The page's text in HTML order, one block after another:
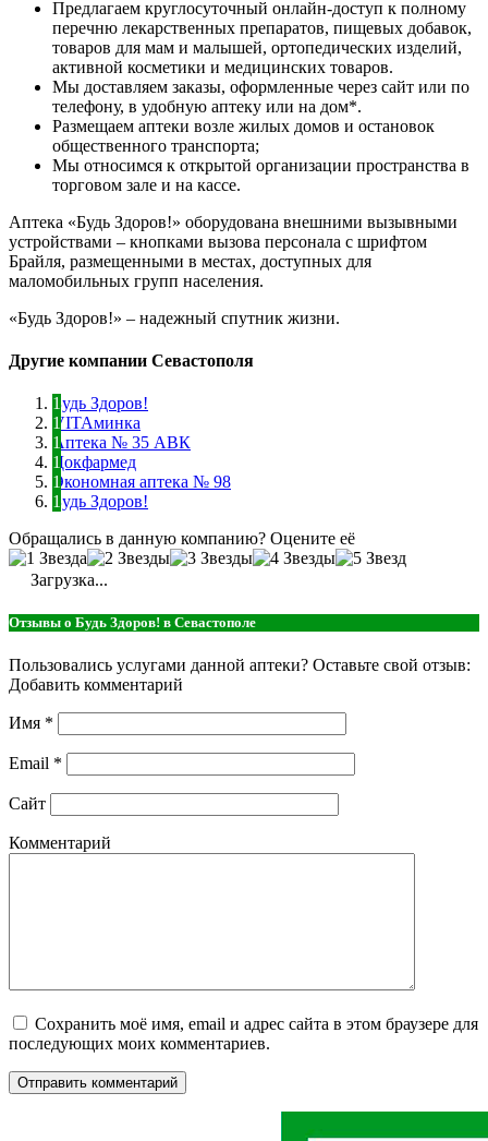
Предлагаем круглосуточный онлайн-доступ к полному
перечню лекарственных препаратов, пищевых добавок,
товаров для мам и малышей, ортопедических изделий,
активной косметики и медицинских товаров.
Мы доставляем заказы, оформленные через сайт или по
телефону, в удобную аптеку или на дом*.
Размещаем аптеки возле жилых домов и остановок
общественного транспорта;
Мы относимся к открытой организации пространства в
торговом зале и на кассе.
Аптека «Будь Здоров!» оборудована внешними вызывными
устройствами – кнопками вызова персонала с шрифтом
Брайля, размещенными в местах, доступных для
маломобильных групп населения.
«Будь Здоров!» – надежный спутник жизни.
Другие компании Севастополя
Будь Здоров!
VITAминка
Аптека № 35 АВК
Докфармед
Экономная аптека № 98
Будь Здоров!
Обращались в данную компанию? Оцените её
Загрузка...
Отзывы о Будь Здоров! в Севастополе
Пользовались услугами данной аптеки? Оставьте свой отзыв:
Добавить комментарий
Имя *
Email *
Сайт
Комментарий
Сохранить моё имя, email и адрес сайта в этом браузере для
последующих моих комментариев.